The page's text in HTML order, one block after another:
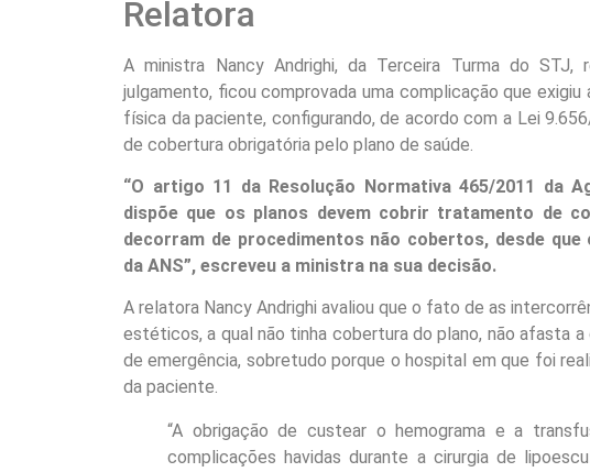
Relatora
A ministra Nancy Andrighi, da Terceira Turma do
julgamento, ficou comprovada uma complicação que
física da paciente, configurando, de acordo com a Lei
de cobertura obrigatória pelo plano de saúde.
“O artigo 11 da Resolução Normativa 465/2011 da
dispõe que os planos devem cobrir tratamento de
decorram de procedimentos não cobertos, desde
da ANS”, escreveu a ministra na sua decisão.
A relatora Nancy Andrighi avaliou que o fato de as
estéticos, a qual não tinha cobertura do plano, não afasta
de emergência, sobretudo porque o hospital em que foi
da paciente.
“A obrigação de custear o hemograma e a
complicações havidas durante a cirurgia de